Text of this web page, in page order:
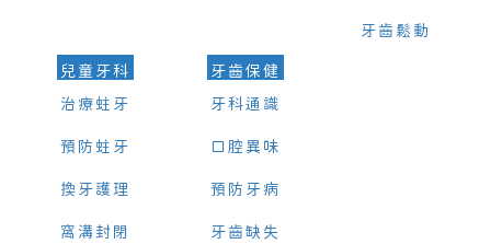
牙齒鬆動
兒童牙科
治療蛀牙
預防蛀牙
換牙護理
窩溝封閉
牙齒保健
牙科通識
口腔異味
預防牙病
牙齒缺失